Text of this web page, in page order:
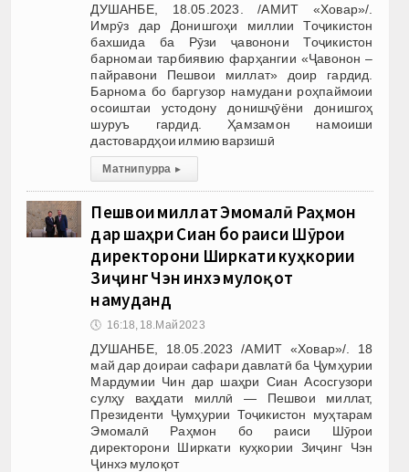
ДУШАНБЕ, 18.05.2023. /АМИТ «Ховар»/.
Имрӯз дар Донишгоҳи миллии Тоҷикистон
бахшида ба Рӯзи ҷавонони Тоҷикистон
барномаи тарбиявию фарҳангии «Ҷавонон –
пайравони Пешвои миллат» доир гардид.
Барнома бо баргузор намудани роҳпаймоии
осоиштаи устодону донишҷӯёни донишгоҳ
шуруъ гардид. Ҳамзамон намоиши
дастовардҳои илмию варзишӣ
Матни пурра ▸
Пешвои миллат Эмомалӣ Раҳмон
дар шаҳри Сиан бо раиси Шӯрои
директорони Ширкати куҳкории
Зиҷинг Чэн Ҷинхэ мулоқот
намуданд
🕔 16:18, 18.Май 2023
ДУШАНБЕ, 18.05.2023 /АМИТ «Ховар»/. 18
май дар доираи сафари давлатӣ ба Ҷумҳурии
Мардумии Чин дар шаҳри Сиан Асосгузори
сулҳу ваҳдати миллӣ — Пешвои миллат,
Президенти Ҷумҳурии Тоҷикистон муҳтарам
Эмомалӣ Раҳмон бо раиси Шӯрои
директорони Ширкати куҳкории Зиҷинг Чэн
Ҷинхэ мулоқот